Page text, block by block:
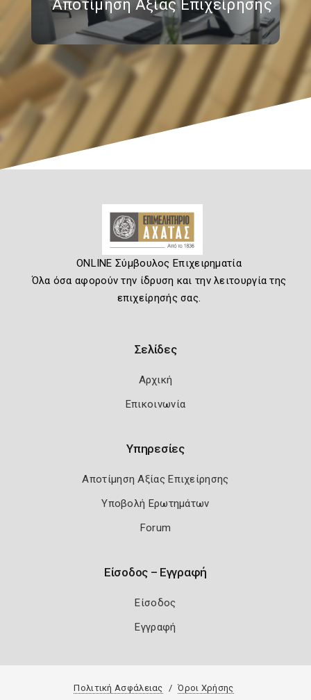
Αποτίμηση Αξίας Επιχείρησης
ONLINE Σύμβουλος Επιχειρηματία
Όλα όσα αφορούν την ίδρυση και την λειτουργία της
επιχείρησής σας.
Σελίδες
Αρχική
Επικοινωνία
Υπηρεσίες
Αποτίμηση Αξίας Επιχείρησης
Υποβολή Ερωτημάτων
Forum
Είσοδος – Εγγραφή
Είσοδος
Εγγραφή
Πολιτική Ασφάλειας Όροι Χρήσης